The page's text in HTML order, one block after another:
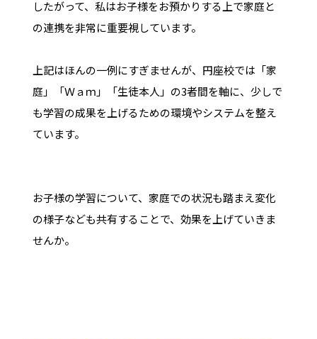
したがって、私はお子様をお預かりする上で家庭と
の連携を非常に重要視しています。
上記はほんの一例にすぎませんが、円座校では「家
庭」「Ｗａｍ」「生徒本人」の3者間を軸に、少しで
も学習の成果を上げるための環境やシステムを整え
ています。
お子様の学習について、家庭での状況も踏まえ変化
の様子なども共有することで、効果を上げていきま
せんか。